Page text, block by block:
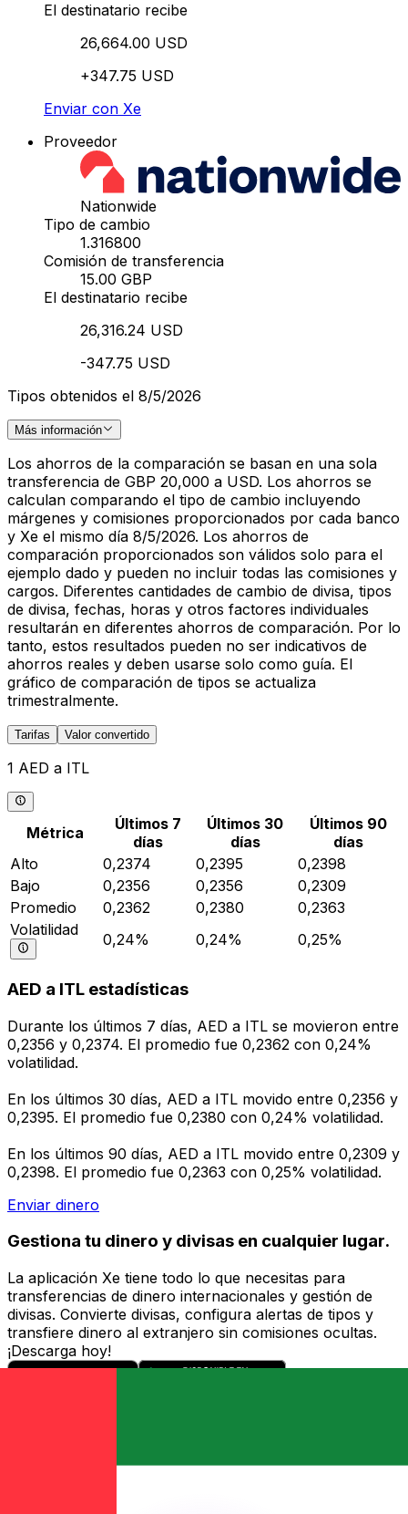
El destinatario recibe
26,664.00 USD
+347.75 USD
Enviar con Xe
Proveedor
Nationwide
Tipo de cambio
1.316800
Comisión de transferencia
15.00 GBP
El destinatario recibe
26,316.24 USD
-347.75 USD
Tipos obtenidos el 8/5/2026
Más información
Los ahorros de la comparación se basan en una sola
transferencia de GBP 20,000 a USD. Los ahorros se
calculan comparando el tipo de cambio incluyendo
márgenes y comisiones proporcionados por cada banco
y Xe el mismo día 8/5/2026. Los ahorros de
comparación proporcionados son válidos solo para el
ejemplo dado y pueden no incluir todas las comisiones y
cargos. Diferentes cantidades de cambio de divisa, tipos
de divisa, fechas, horas y otros factores individuales
resultarán en diferentes ahorros de comparación. Por lo
tanto, estos resultados pueden no ser indicativos de
ahorros reales y deben usarse solo como guía. El
gráfico de comparación de tipos se actualiza
trimestralmente.
Tarifas Valor convertido
1 AED a ITL
Métrica
Últimos 7
días
Últimos 30
días
Últimos 90
días
Alto
0,2374 0,2395
0,2398
Bajo
0,2356 0,2356
0,2309
Promedio
0,2362 0,2380
0,2363
Volatilidad
0,24% 0,24% 0,25%
AED a ITL estadísticas
Durante los últimos 7 días, AED a ITL se movieron entre
0,2356 y 0,2374. El promedio fue 0,2362 con 0,24%
volatilidad.
En los últimos 30 días, AED a ITL movido entre 0,2356 y
0,2395. El promedio fue 0,2380 con 0,24% volatilidad.
En los últimos 90 días, AED a ITL movido entre 0,2309 y
0,2398. El promedio fue 0,2363 con 0,25% volatilidad.
Enviar dinero
Gestiona tu dinero y divisas en cualquier lugar.
La aplicación Xe tiene todo lo que necesitas para
transferencias de dinero internacionales y gestión de
divisas. Convierte divisas, configura alertas de tipos y
transfiere dinero al extranjero sin comisiones ocultas.
¡Descarga hoy!